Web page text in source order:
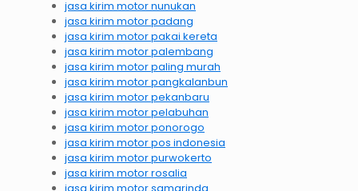
jasa kirim motor nunukan
jasa kirim motor padang
jasa kirim motor pakai kereta
jasa kirim motor palembang
jasa kirim motor paling murah
jasa kirim motor pangkalanbun
jasa kirim motor pekanbaru
jasa kirim motor pelabuhan
jasa kirim motor ponorogo
jasa kirim motor pos indonesia
jasa kirim motor purwokerto
jasa kirim motor rosalia